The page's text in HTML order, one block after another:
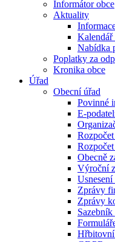
Informátor obce
Aktuality
Kalendář
Nabídka
Poplatky za
Kronika obce
Úřad
Obecní úřad
Povinné
E-
Obecně
Výroční
Usnesení
Zprávy
Zprávy
Hřbitovní